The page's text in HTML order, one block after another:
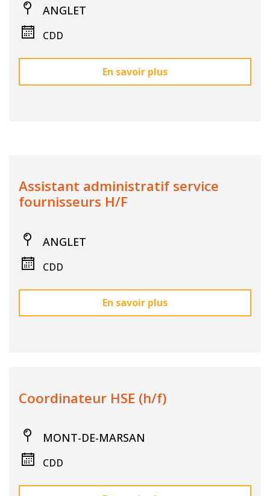
ANGLET
CDD
En savoir plus
Assistant administratif service
fournisseurs H/F
ANGLET
CDD
En savoir plus
Coordinateur HSE (h/f)
MONT-DE-MARSAN
CDD